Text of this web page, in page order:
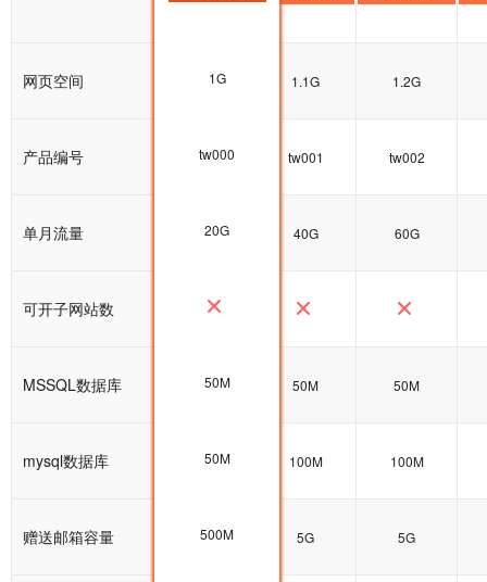
网页空间 1G 1.1G 1.2G
产品编号 tw000 tw001 tw002
单月流量 20G 40G 60G
可开子网站数
MSSQL数据库 50M 50M 50M
mysql数据库 100M 100M 100M
赠送邮箱容量 5G 5G 5G
1G
tw000
20G
50M
50M
500M